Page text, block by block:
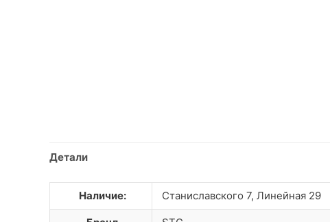
Детали
Наличие: Станиславского 7, Линейная 29